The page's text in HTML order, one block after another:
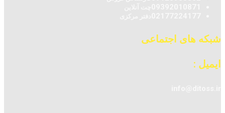
شبکه های اجتماعی
ایمیل :